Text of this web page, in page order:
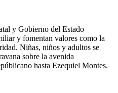
y Gobierno del Estado
y fomentan valores como la
Niñas, niños y adultos se
sobre la avenida
hasta Ezequiel Montes.